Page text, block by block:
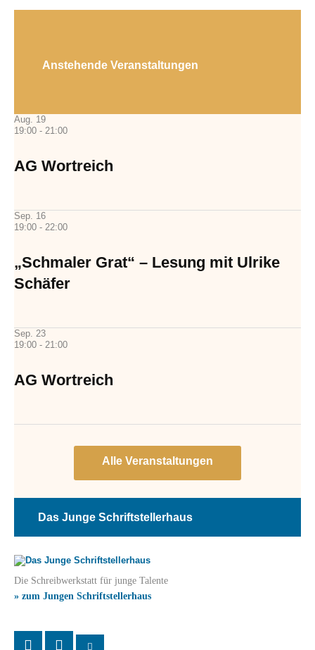
Anstehende Veranstaltungen
Aug. 19
19:00 - 21:00
AG Wortreich
Sep. 16
19:00 - 22:00
„Schmaler Grat“ – Lesung mit Ulrike
Schäfer
Sep. 23
19:00 - 21:00
AG Wortreich
Das Junge Schriftstellerhaus
Die Schreibwerkstatt für junge Talente
» zum Jungen Schriftstellerhaus